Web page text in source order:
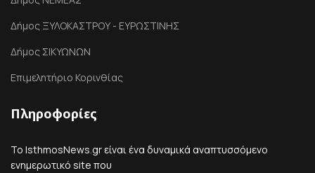
Δήμος ΞΥΛΟΚΑΣΤΡΟΥ - ΕΥΡΩΣΤΙΝΗΣ
Δήμος ΣΙΚΥΩΝΩΝ
Επιμελητήριο Κορινθίας
Πληροφορίες
Το IsthmosNews.gr είναι ένα δυναμικά αναπτυσσόμενο
ενημερωτικό site που